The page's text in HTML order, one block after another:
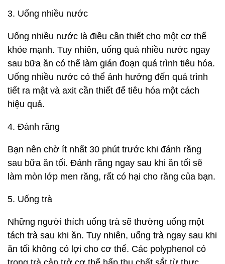
3. Uống nhiều nước
Uống nhiều nước là điều cần thiết cho một cơ thể
khỏe mạnh. Tuy nhiên, uống quá nhiều nước ngay
sau bữa ăn có thể làm gián đoạn quá trình tiêu hóa.
Uống nhiều nước có thể ảnh hưởng đến quá trình
tiết ra mật và axit cần thiết để tiêu hóa một cách
hiệu quả.
4. Đánh răng
Bạn nên chờ ít nhất 30 phút trước khi đánh răng
sau bữa ăn tối. Đánh răng ngay sau khi ăn tối sẽ
làm mòn lớp men răng, rất có hại cho răng của bạn.
5. Uống trà
Những người thích uống trà sẽ thường uống một
tách trà sau khi ăn. Tuy nhiên, uống trà ngay sau khi
ăn tối không có lợi cho cơ thể. Các polyphenol có